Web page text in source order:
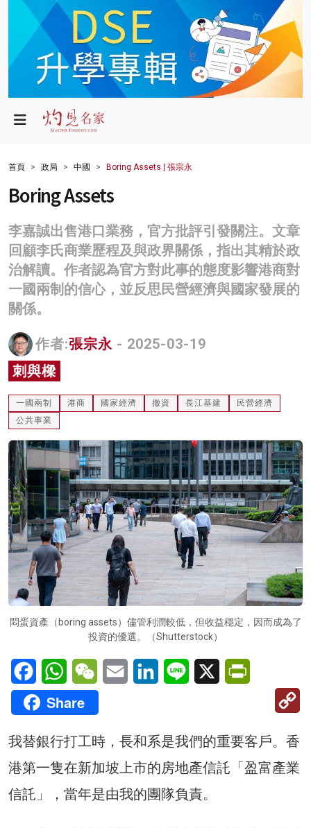
政局
財經
生活
商業
科技
影片
名家榜
灼見活動
首頁 政局 中國 Boring Assets | 張宗永
Boring Assets
李嘉誠出售港口業務，官方批評引發關注。文章
回顧李氏商業歷程及與政界關係，指出其精於政
治解讀。作者認為官方對此事的態度影響港商對
一國兩制的信心，並反思民營經濟與國家發展的
關係。
作者:張宗永 - 2025-03-19
刺與樑
一國兩制 港商 國家經濟 撤資 長江基建
民營經濟
公共事業
悶蛋資產（boring assets）儘管利潤較低，但收益穩定，因而成為了
投資的優選。（Shutterstock）
FacebookWhatsAppWeChatEmail LinkedInLine X
Share
我替銀行打工時，長和系是我們的重要客戶。香
港第一隻在新加坡上市的房地產信託「盈富產業
信託」，當年是由我的團隊負責。